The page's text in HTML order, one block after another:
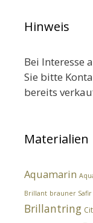
Hinweis
Bei Interesse
Sie bitte
bereits
Materialien
Aquamarin
Brillant brauner Safir
Brillantring